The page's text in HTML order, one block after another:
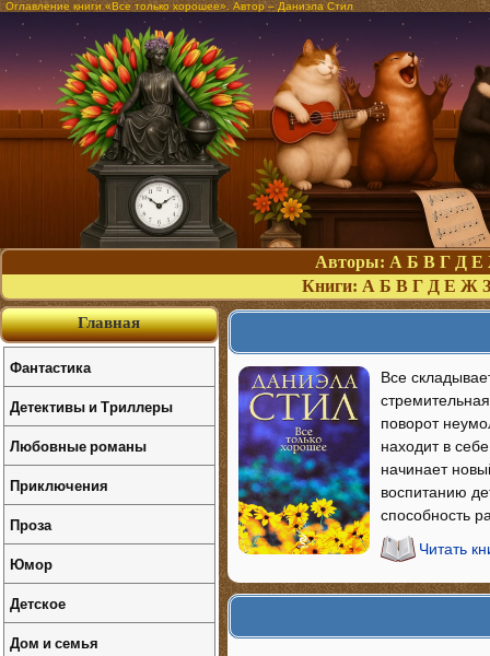
Оглавление книги «Все только хорошее». Автор – Даниэла Стил
Авторы: А Б В Г Д Е
Книги: А Б В Г Д Е Ж З
Все
поворот
находит в
начинает
воспитанию
способность
Читать
Главная
Фантастика
Детективы и Триллеры
Любовные романы
Приключения
Проза
Юмор
Детское
Дом и семья